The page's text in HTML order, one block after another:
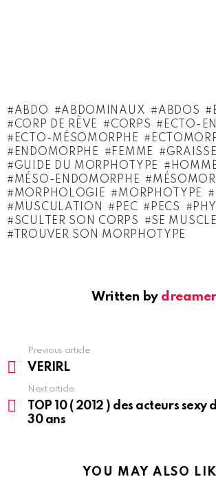
ABDO ABDOMINAUX ABDOS
CORP DE RÊVE
CORPS
ECTO-
ECTO-MÉSOMORPHE
ENDOMORPHE
FEMME
GRAISSE
GUIDE DU MORPHOTYPE
MÉSO-ENDOMORPHE
MORPHOLOGIE
MORPHOTYPE
MUSCULATION
PEC PECS
SCULTER SON CORPS
SE
TROUVER SON MORPHOTYPE
Written by dreamer
more
Previous article
VERIRL
Next article
TOP 10 ( 2012 ) des acteurs sexy
30 ans
YOU MAY ALSO